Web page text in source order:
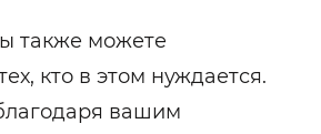
также можете
кто в этом нуждается.
вашим